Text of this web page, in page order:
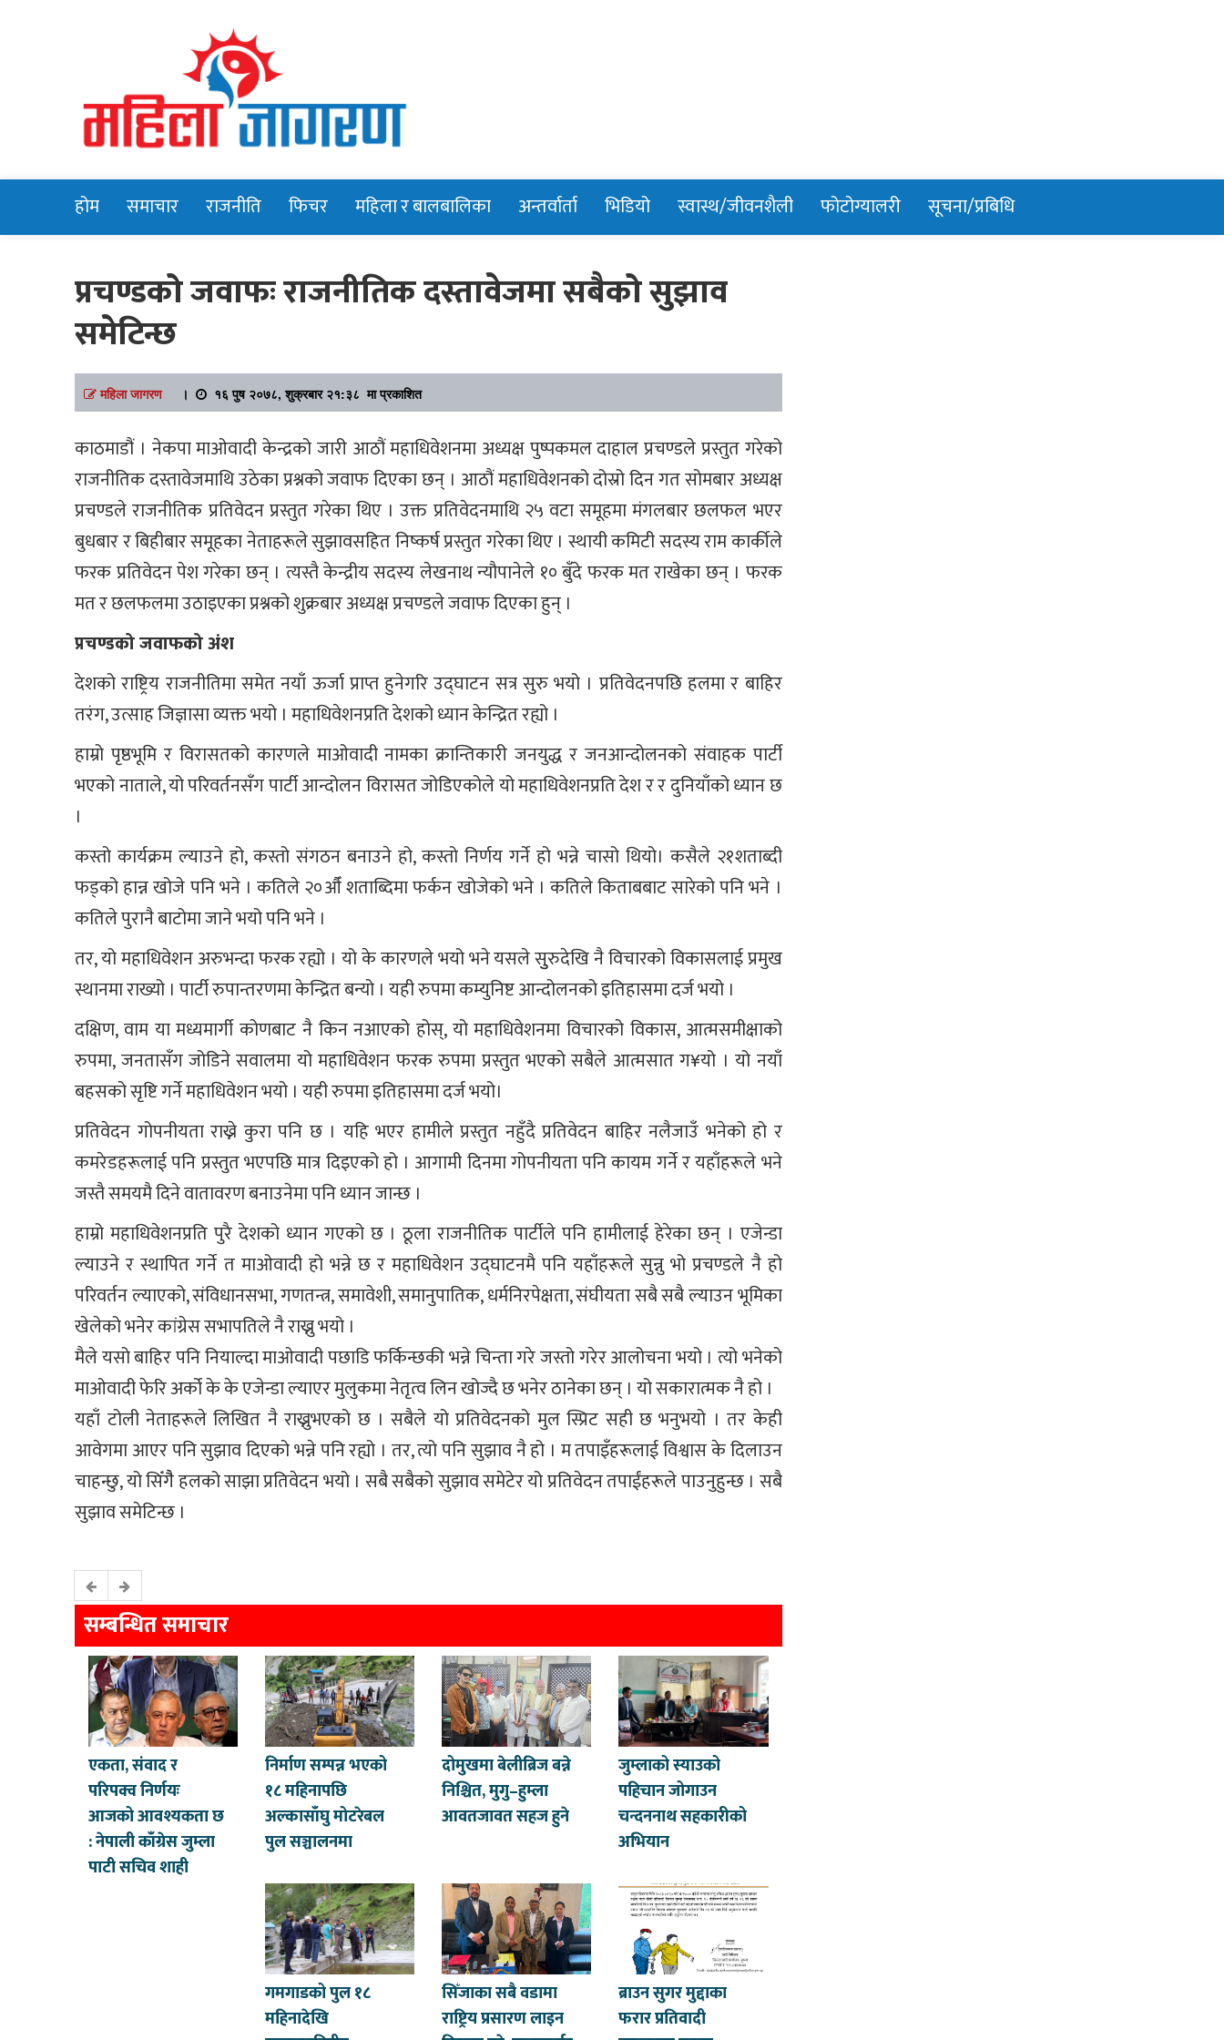
Mahilajagaran
होम समाचार राजनीति फिचर महिला र बालबालिका अन्तर्वार्ता भिडियो स्वास्थ/जीवनशैली फोटोग्यालरी सूचना/प्रबिधि
प्रचण्डको जवाफः राजनीतिक दस्तावेजमा सबैको सुझाव
समेटिन्छ
महिला जागरण। १६ पुष २०७८, शुक्रबार २१:३८ मा प्रकाशित
काठमाडौं । नेकपा माओवादी केन्द्रको जारी आठौं महाधिवेशनमा अध्यक्ष पुष्पकमल दाहाल प्रचण्डले प्रस्तुत गरेको
राजनीतिक दस्तावेजमाथि उठेका प्रश्नको जवाफ दिएका छन् । आठौं महाधिवेशनको दोस्रो दिन गत सोमबार अध्यक्ष
प्रचण्डले राजनीतिक प्रतिवेदन प्रस्तुत गरेका थिए । उक्त प्रतिवेदनमाथि २५ वटा समूहमा मंगलबार छलफल भएर
बुधबार र बिहीबार समूहका नेताहरूले सुझावसहित निष्कर्ष प्रस्तुत गरेका थिए । स्थायी कमिटी सदस्य राम कार्कीले
फरक प्रतिवेदन पेश गरेका छन् । त्यस्तै केन्द्रीय सदस्य लेखनाथ न्यौपानेले १० बुँदे फरक मत राखेका छन् । फरक
मत र छलफलमा उठाइएका प्रश्नको शुक्रबार अध्यक्ष प्रचण्डले जवाफ दिएका हुन् ।
प्रचण्डको जवाफको अंश
देशको राष्ट्रिय राजनीतिमा समेत नयाँ ऊर्जा प्राप्त हुनेगरि उद्घाटन सत्र सुरु भयो । प्रतिवेदनपछि हलमा र बाहिर
तरंग, उत्साह जिज्ञासा व्यक्त भयो । महाधिवेशनप्रति देशको ध्यान केन्द्रित रह्यो ।
हाम्रो पृष्ठभूमि र विरासतको कारणले माओवादी नामका क्रान्तिकारी जनयुद्ध र जनआन्दोलनको संवाहक पार्टी
भएको नाताले, यो परिवर्तनसँग पार्टी आन्दोलन विरासत जोडिएकोले यो महाधिवेशनप्रति देश र र दुनियाँको ध्यान छ
।
कस्तो कार्यक्रम ल्याउने हो, कस्तो संगठन बनाउने हो, कस्तो निर्णय गर्ने हो भन्ने चासो थियो। कसैले २१शताब्दी
फड्को हान्न खोजे पनि भने । कतिले २०औँ शताब्दिमा फर्कन खोजेको भने । कतिले किताबबाट सारेको पनि भने ।
कतिले पुरानै बाटोमा जाने भयो पनि भने ।
तर, यो महाधिवेशन अरुभन्दा फरक रह्यो । यो के कारणले भयो भने यसले सुुरुदेखि नै विचारको विकासलाई प्रमुख
स्थानमा राख्यो । पार्टी रुपान्तरणमा केन्द्रित बन्यो । यही रुपमा कम्युनिष्ट आन्दोलनको इतिहासमा दर्ज भयो ।
दक्षिण, वाम या मध्यमार्गी कोणबाट नै किन नआएको होस्, यो महाधिवेशनमा विचारको विकास, आत्मसमीक्षाको
रुपमा, जनतासँग जोडिने सवालमा यो महाधिवेशन फरक रुपमा प्रस्तुत भएको सबैले आत्मसात ग¥यो । यो नयाँ
बहसको सृष्टि गर्ने महाधिवेशन भयो । यही रुपमा इतिहासमा दर्ज भयो।
प्रतिवेदन गोपनीयता राख्ने कुरा पनि छ । यहि भएर हामीले प्रस्तुत नहुँदै प्रतिवेदन बाहिर नलैजाउँ भनेको हो र
कमरेडहरूलाई पनि प्रस्तुत भएपछि मात्र दिइएको हो । आगामी दिनमा गोपनीयता पनि कायम गर्ने र यहाँहरूले भने
जस्तै समयमै दिने वातावरण बनाउनेमा पनि ध्यान जान्छ ।
हाम्रो महाधिवेशनप्रति पुरै देशको ध्यान गएको छ । ठूला राजनीतिक पार्टीले पनि हामीलाई हेरेका छन् । एजेन्डा
ल्याउने र स्थापित गर्ने त माओवादी हो भन्ने छ र महाधिवेशन उद्घाटनमै पनि यहाँहरूले सुन्नु भो प्रचण्डले नै हो
परिवर्तन ल्याएको, संविधानसभा, गणतन्त्र, समावेशी, समानुपातिक, धर्मनिरपेक्षता, संघीयता सबै सबै ल्याउन भूमिका
खेलेको भनेर कांग्रेस सभापतिले नै राख्नु भयो ।
मैले यसो बाहिर पनि नियाल्दा माओवादी पछाडि फर्किन्छकी भन्ने चिन्ता गरे जस्तो गरेर आलोचना भयो । त्यो भनेको
माओवादी फेरि अर्को के के एजेन्डा ल्याएर मुलुकमा नेतृत्व लिन खोज्दै छ भनेर ठानेका छन् । यो सकारात्मक नै हो ।
यहाँ टोली नेताहरूले लिखित नै राख्नुभएको छ । सबैले यो प्रतिवेदनको मुल स्प्रिट सही छ भनुभयो । तर केही
आवेगमा आएर पनि सुझाव दिएको भन्ने पनि रह्यो । तर, त्यो पनि सुझाव नै हो । म तपाइँहरूलाई विश्वास के दिलाउन
चाहन्छु, यो सिँगैै हलको साझा प्रतिवेदन भयो । सबै सबैको सुझाव समेटेर यो प्रतिवेदन तपाईंहरूले पाउनुहुन्छ । सबै
सुझाव समेटिन्छ ।
सम्बन्धित समाचार
एकता, संवाद र
परिपक्व निर्णयः
आजको आवश्यकता छ
: नेपाली काँग्रेस जुम्ला
पाटी सचिव शाही
निर्माण सम्पन्न भएको
१८ महिनापछि
अल्कासाँघु मोटरेबल
पुल सञ्चालनमा
दोमुखमा बेलीब्रिज बन्ने
निश्चित, मुगु–हुम्ला
आवतजावत सहज हुने
जुम्लाको स्याउको
पहिचान जोगाउन
चन्दननाथ सहकारीको
अभियान
गमगाडको पुल १८
महिनादेखि
सिँजाका सबै वडामा
राष्ट्रिय प्रसारण लाइन
ब्राउन सुगर मुद्दाका
फरार प्रतिवादी